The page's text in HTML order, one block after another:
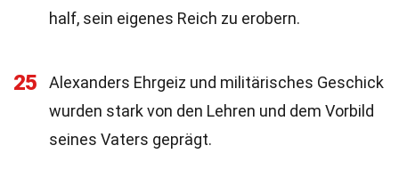
half, sein eigenes Reich zu erobern.
25
Alexanders Ehrgeiz und militärisches Geschick
wurden stark von den Lehren und dem Vorbild
seines Vaters geprägt.